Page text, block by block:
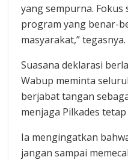
yang sempurna. Fokus
program yang benar-
masyarakat,” tegasnya.
Suasana deklarasi
Wabup meminta
berjabat tangan
menjaga Pilkades
Ia mengingatkan
jangan sampai